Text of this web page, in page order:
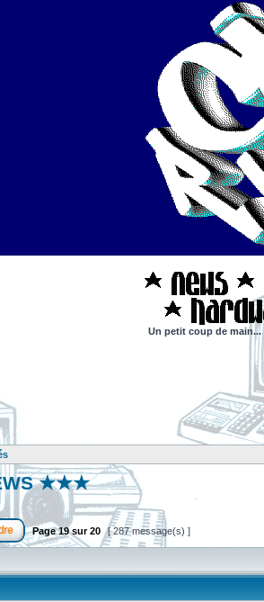
Un petit coup de
★★★
Page19sur20 [ 287 message(s) ]